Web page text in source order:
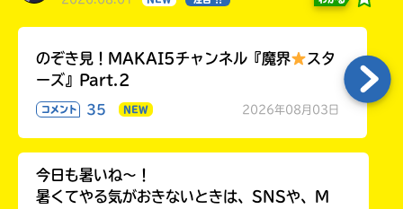
のぞき見！MAKAI5チャンネル『魔界
スタ
ーズ』Part.2
コメント 35 NEW 2026年08月03日
今日も暑いね〜！
暑くてやる気がおきないときは、SNSや、M